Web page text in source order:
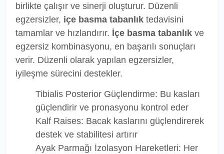
birlikte çalışır ve sinerji oluşturur. Düzenli
egzersizler, içe basma tabanlık tedavisini
tamamlar ve hızlandırır. İçe basma tabanlık ve
egzersiz kombinasyonu, en başarılı sonuçları
verir. Düzenli olarak yapılan egzersizler,
iyileşme sürecini destekler.
Tibialis Posterior Güçlendirme: Bu kasları
güçlendirir ve pronasyonu kontrol eder
Kalf Raises: Bacak kaslarını güçlendirerek
destek ve stabilitesi artırır
Ayak Parmağı İzolasyon Hareketleri: Her